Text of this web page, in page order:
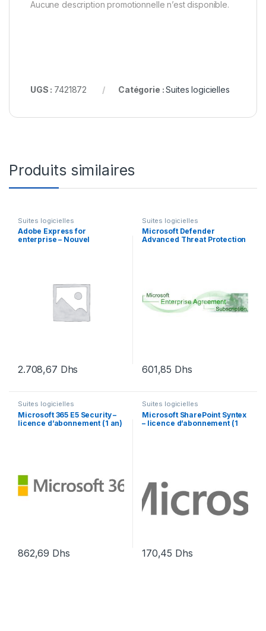
Aucune description promotionnelle n’est disponible.
UGS : 7421872 Catégorie :Suites logicielles
Produits similaires
Suites logicielles
Adobe Express for
enterprise – Nouvel
2.708,67 Dhs
Suites logicielles
Microsoft Defender
Advanced Threat Protection
601,85 Dhs
Suites logicielles
Microsoft 365 E5 Security –
licence d’abonnement (1 an)
862,69 Dhs
Suites logicielles
Microsoft SharePoint Syntex
– licence d’abonnement (1
170,45 Dhs